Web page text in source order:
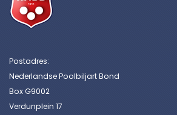
Postadres:
Nederlandse Poolbiljart Bond
Box G9002
Verdunplein 17